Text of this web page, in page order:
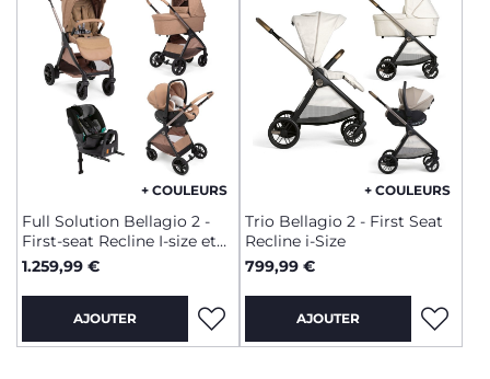
+ COULEURS
Full Solution Bellagio 2 -
First-seat Recline I-size et
Fullseat 360 avec base
1.259,99 €
AJOUTER
+ COULEURS
Trio Bellagio 2 - First Seat
Recline i-Size
799,99 €
AJOUTER